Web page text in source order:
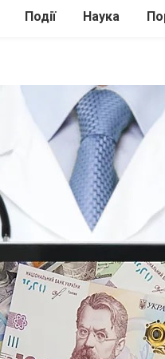
Події
Інше
Наука
Психологія
Технології